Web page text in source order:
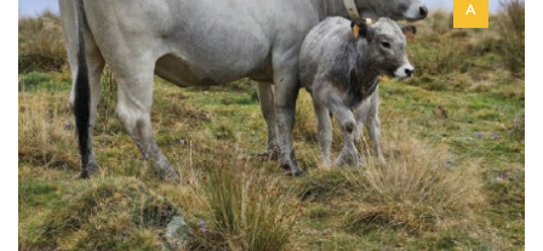
A